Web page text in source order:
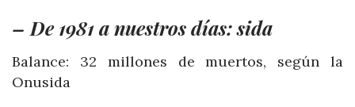
– De 1981 a nuestros días: sida
Balance: 32 millones de muertos, según la
Onusida